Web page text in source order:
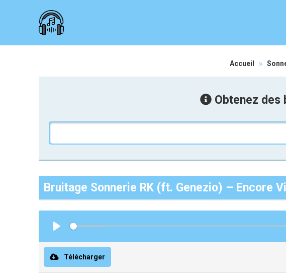
Accueil »
Obtenez des
Bruitage Sonnerie RK (ft. Genezio) – Encore
Télécharger